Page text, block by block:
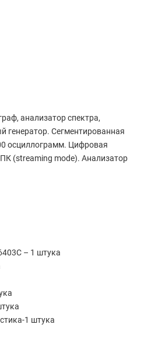
анализатор спектра,
генератор. Сегментированная
осциллограмм. Цифровая
(streaming mode). Анализатор
– 1 штука
1 штука